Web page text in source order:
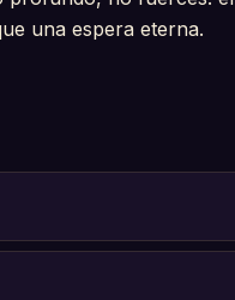
una espera eterna.